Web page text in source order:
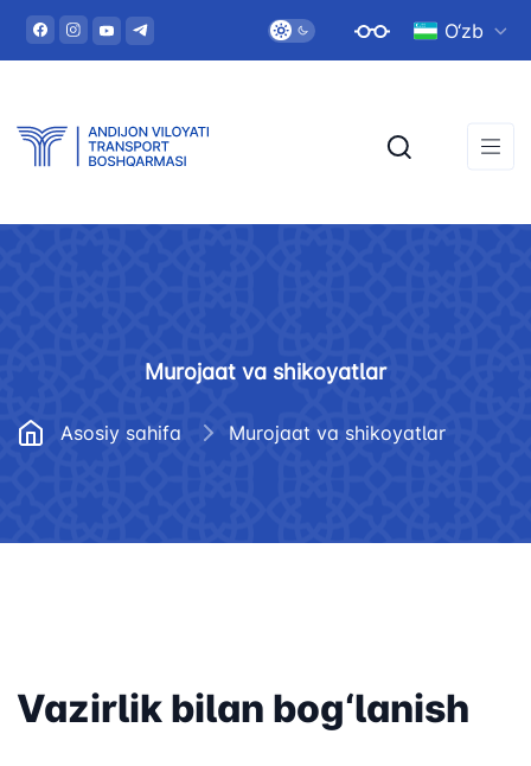
O‘zb
Murojaat va shikoyatlar
Asosiy sahifa Murojaat va shikoyatlar
Vazirlik bilan bog‘lanish